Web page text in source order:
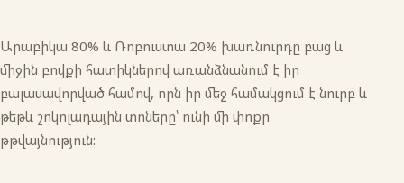
Արաբիկա 80% և Ռոբուստա 20% խառնուրդը բաց և
միջին բովքի հատիկներով առանձնանում է իր
բալասավորված համով, որն իր մեջ համակցում է նուրբ և
թեթև շոկոլադային տոները՝ ունի մի փոքր
թթվայնություն: